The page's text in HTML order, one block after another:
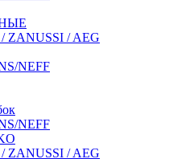
ZANUSSI / AEG
NEFF
NEFF
ZANUSSI / AEG